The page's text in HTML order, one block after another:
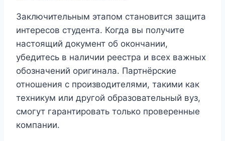
Заключительным этапом становится защита
интересов студента. Когда вы получите
настоящий документ об окончании,
убедитесь в наличии реестра и всех важных
обозначений оригинала. Партнёрские
отношения с производителями, такими как
техникум или другой образовательный вуз,
смогут гарантировать только проверенные
компании.